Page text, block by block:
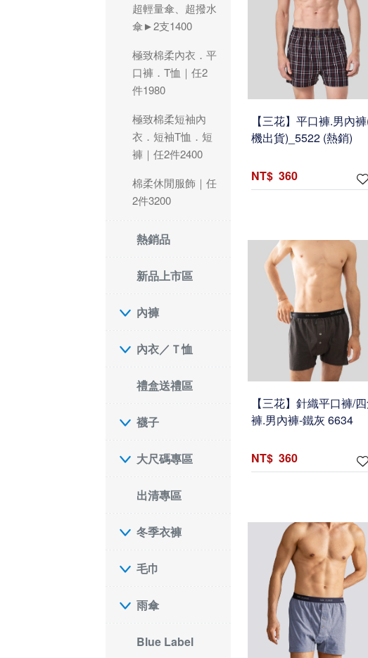
超輕量傘、超撥水
傘►2支1400
極致棉柔內衣．平
口褲．T恤｜任2
件1980
極致棉柔短袖內
衣．短袖T恤．短
褲｜任2件2400
棉柔休閒服飾｜任
2件3200
熱銷品
新品上市區
內褲
內衣／Ｔ恤
禮盒送禮區
襪子
大尺碼專區
出清專區
冬季衣褲
毛巾
雨傘
Blue Label
【三花】平口褲.男內
機出貨)_5522 (熱銷)
360
【三花】針織平口褲/
褲.男內褲-鐵灰 6634
360